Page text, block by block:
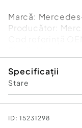
Marcă:
Producător:
Cod referinţă
Specificații
Stare
ID: 15231298